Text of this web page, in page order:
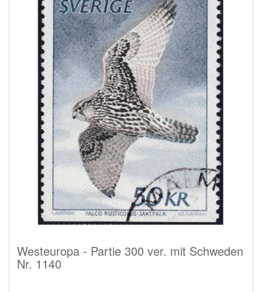
Westeuropa - Partie 300 ver. mit Schweden
Nr. 1140